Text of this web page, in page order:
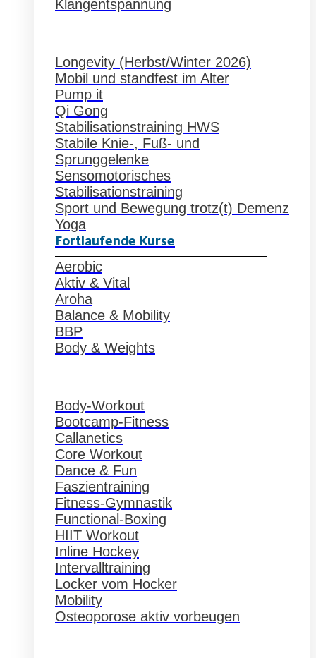
Klangentspannung
Longevity (Herbst/Winter 2026)
Mobil und standfest im Alter
Pump it
Qi Gong
Stabilisationstraining HWS
Stabile Knie-, Fuß- und
Sprunggelenke
Sensomotorisches
Stabilisationstraining
Sport und Bewegung trotz(t) Demenz
Yoga
Fortlaufende Kurse
Aerobic
Aktiv & Vital
Aroha
Balance & Mobility
BBP
Body & Weights
Body-Workout
Bootcamp-Fitness
Callanetics
Core Workout
Dance & Fun
Faszientraining
Fitness-Gymnastik
Functional-Boxing
HIIT Workout
Inline Hockey
Intervalltraining
Locker vom Hocker
Mobility
Osteoporose aktiv vorbeugen